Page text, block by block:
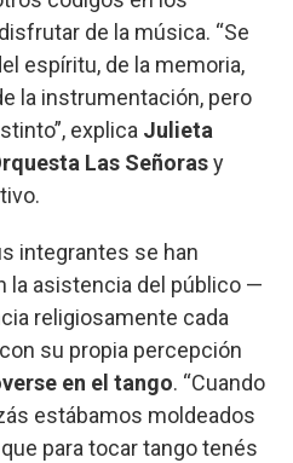
de la música. “Se
espíritu, de la memoria,
la instrumentación, pero
explica Julieta
Las Señorasy
integrantes se han
la asistencia del público —
religiosamente cada
su propia percepción
en el tango. “Cuando
estábamos moldeados
para tocar tango tenés